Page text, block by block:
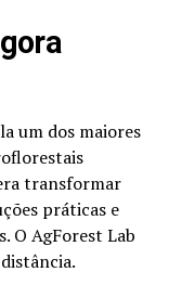
um dos maiores
transformar
práticas e
O AgForest Lab